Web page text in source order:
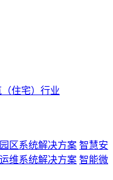
（住宅）行业
区系统解决方案 智慧安
维系统解决方案 智能微